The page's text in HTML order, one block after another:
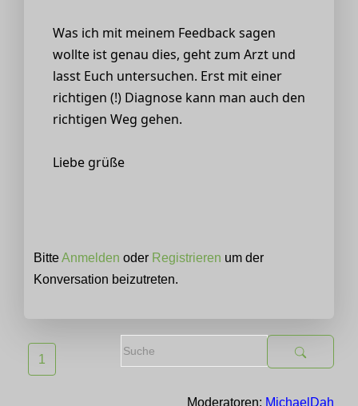
Was ich mit meinem Feedback sagen
wollte ist genau dies, geht zum Arzt und
lasst Euch untersuchen. Erst mit einer
richtigen (!) Diagnose kann man auch den
richtigen Weg gehen.
Liebe grüße
BitteAnmelden oder Registrieren um der
Konversation beizutreten.
1
Moderatoren: MichaelDah